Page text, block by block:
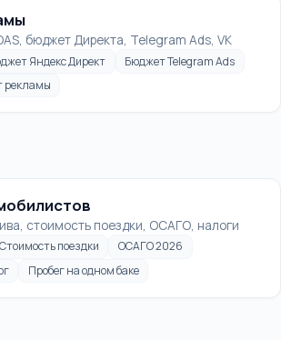
бюджет Директа, Telegram Ads, VK
Яндекс Директ
Бюджет Telegram Ads
рекламы
стоимость поездки, ОСАГО, налоги
Стоимость поездки
ОСАГО 2026
Пробег на одном баке